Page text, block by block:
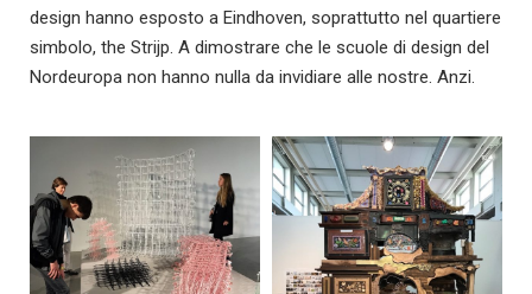
design hanno esposto a Eindhoven, soprattutto nel quartiere
simbolo, the Strijp. A dimostrare che le scuole di design del
Nordeuropa non hanno nulla da invidiare alle nostre. Anzi.